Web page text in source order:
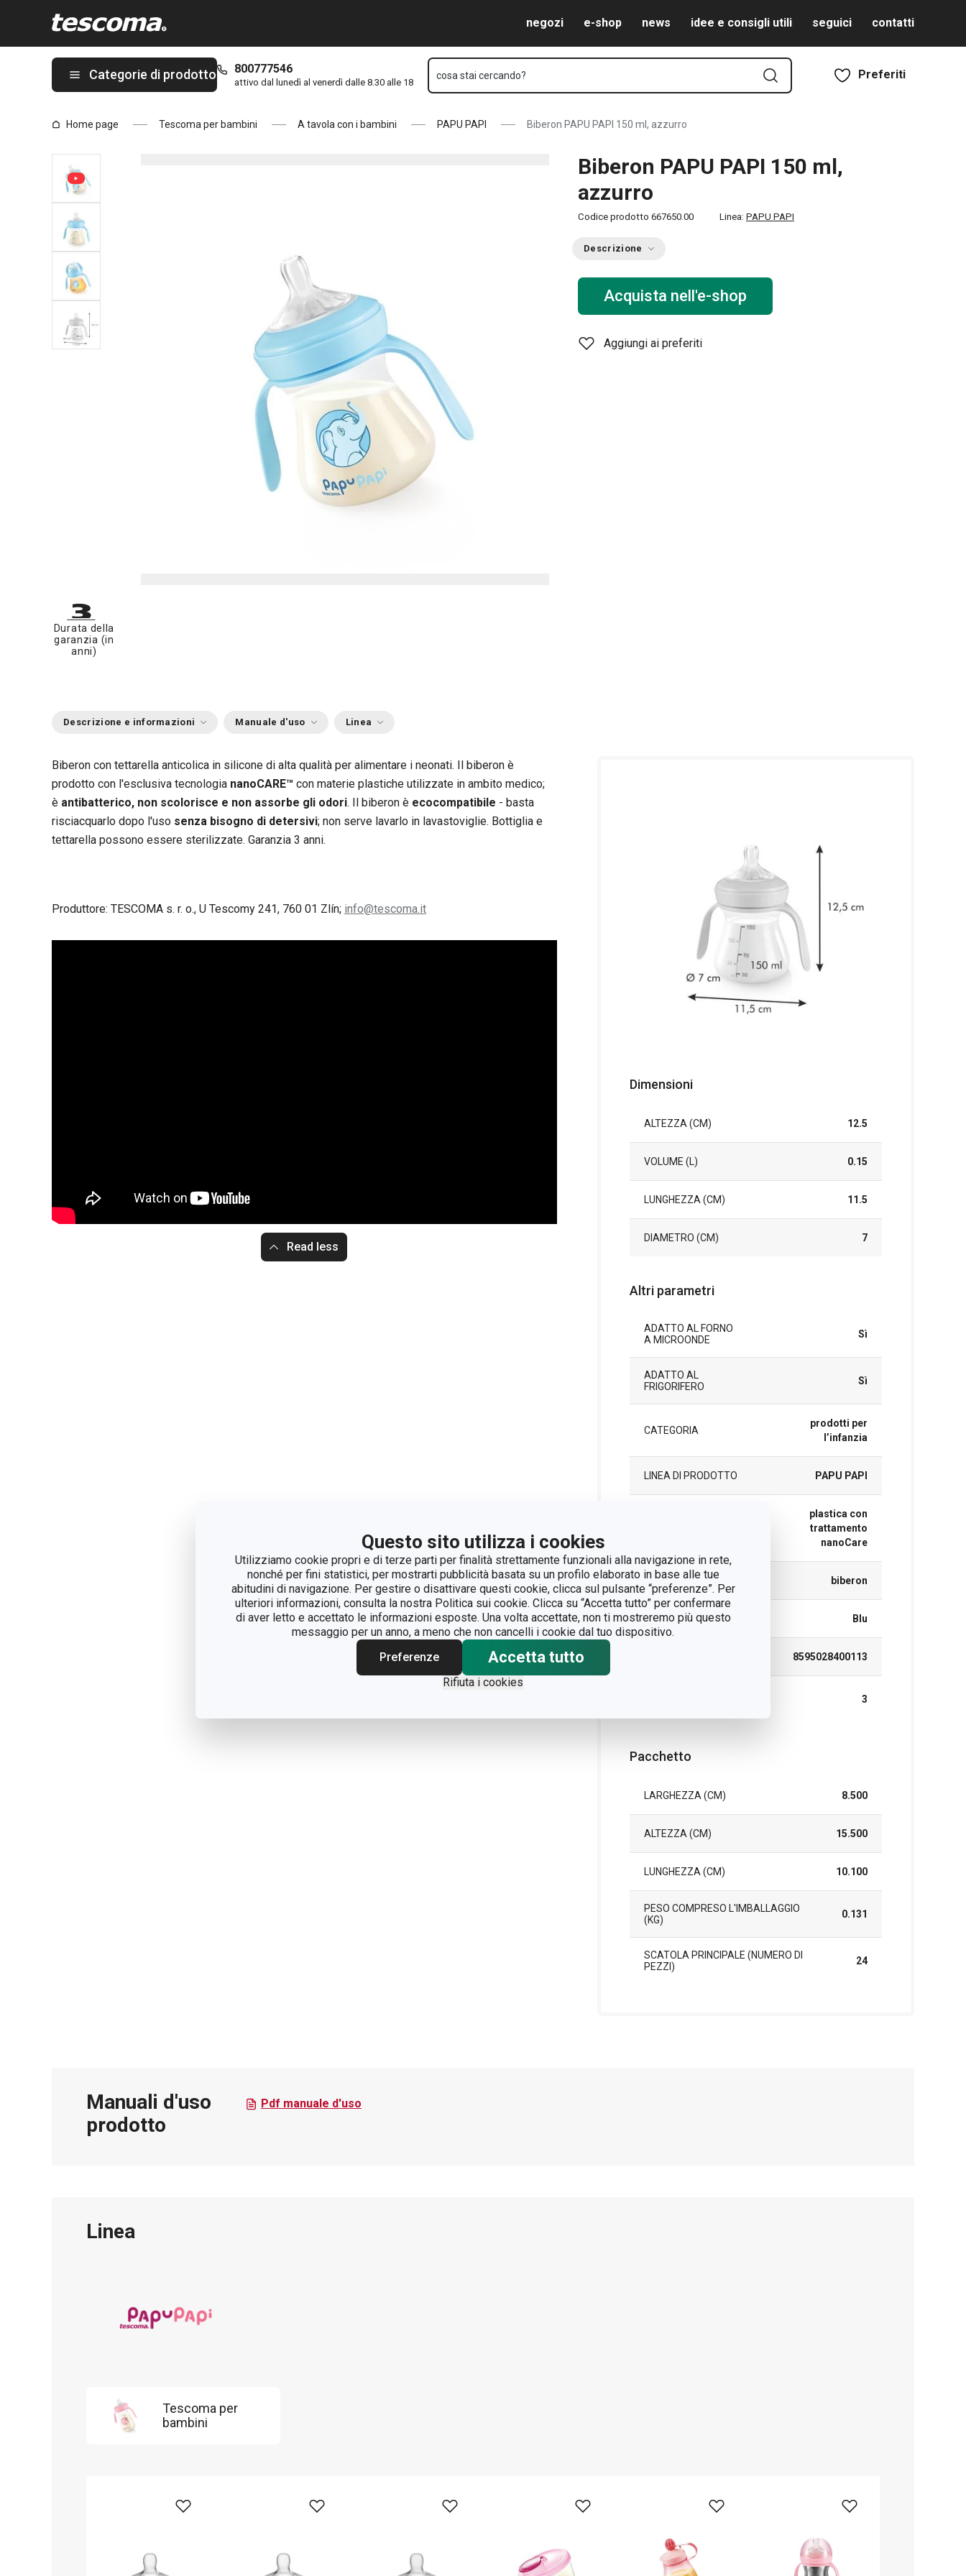
Questo sito utilizza i cookies
Utilizziamo cookie propri e di terze parti per finalità strettamente funzionali alla navigazione in rete,
nonché per fini statistici, per mostrarti pubblicità basata su un profilo elaborato in base alle tue
abitudini di navigazione. Per gestire o disattivare questi cookie, clicca sul pulsante “preferenze”. Per
ulteriori informazioni, consulta la nostra Politica sui cookie. Clicca su “Accetta tutto” per confermare
di aver letto e accettato le informazioni esposte. Una volta accettate, non ti mostreremo più questo
messaggio per un anno, a meno che non cancelli i cookie dal tuo dispositivo.
Preferenze
Accetta tutto
Rifiuta i cookies
negozi e-shop news idee e consigli utili seguici contatti
Categorie di prodotto 800777546
attivo dal lunedì al venerdì dalle 8.30 alle 18
cosa stai cercando? Preferiti
Home page Tescoma per bambini A tavola con i bambini PAPU PAPI Biberon PAPU PAPI 150 ml, azzurro
Biberon PAPU PAPI 150 ml,
azzurro
Codice prodotto 667650.00 Linea: PAPU PAPI
Descrizione
Acquista nell'e-shop
Aggiungi ai preferiti
Durata della
garanzia (in
anni)
Descrizione e informazioni Manuale d'uso Linea
Biberon con tettarella anticolica in silicone di alta qualità per alimentare i neonati. Il biberon è
prodotto con l'esclusiva tecnologia nanoCARE™ con materie plastiche utilizzate in ambito medico;
è antibatterico, non scolorisce e non assorbe gli odori. Il biberon è ecocompatibile - basta
risciacquarlo dopo l'uso senza bisogno di detersivi; non serve lavarlo in lavastoviglie. Bottiglia e
tettarella possono essere sterilizzate. Garanzia 3 anni.
Produttore: TESCOMA s. r. o., U Tescomy 241, 760 01 Zlín; info@tescoma.it
Read less
Dimensioni
ALTEZZA (CM) 12.5
VOLUME (L) 0.15
LUNGHEZZA (CM) 11.5
DIAMETRO (CM) 7
Altri parametri
ADATTO AL FORNO
A MICROONDE
Sì
ADATTO AL
FRIGORIFERO
Sì
CATEGORIA
prodotti per
l’infanzia
LINEA DI PRODOTTO PAPU PAPI
plastica con
trattamento
nanoCare
TIPO biberon
COLORE Blu
8595028400113
3
Pacchetto
LARGHEZZA (CM) 8.500
ALTEZZA (CM) 15.500
LUNGHEZZA (CM) 10.100
PESO COMPRESO L'IMBALLAGGIO
(KG)
0.131
SCATOLA PRINCIPALE (NUMERO DI
PEZZI)
24
Manuali d'uso
prodotto
Pdf manuale d'uso
Linea
Tescoma per
bambini